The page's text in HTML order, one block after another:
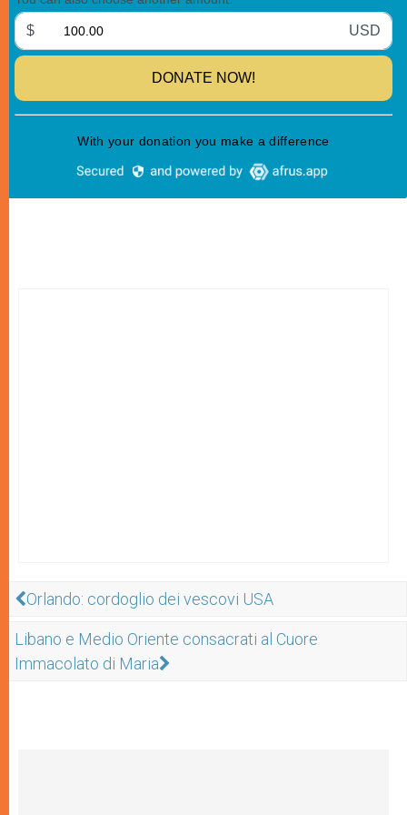
Orlando: cordoglio dei vescovi USA
Libano e Medio Oriente consacrati al Cuore
Immacolato di Maria